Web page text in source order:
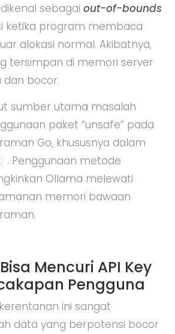
sebagai out-of-bounds
ketika program membaca
alokasi normal. Akibatnya,
tersimpan di memori server
dan bocor.
sumber utama masalah
paket “unsafe” pada
Go, khususnya dalam
. Penggunaan metode
Ollama melewati
memori bawaan
Mencuri API Key
Pengguna
ini sangat
data yang berpotensi bocor